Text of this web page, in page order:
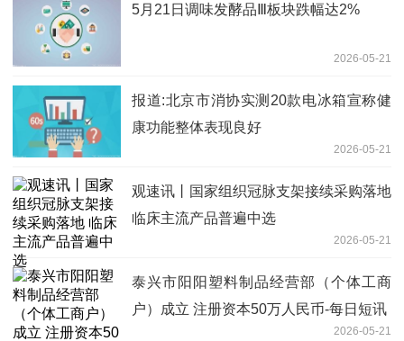
5月21日调味发酵品Ⅲ板块跌幅达2%
2026-05-21
报道:北京市消协实测20款电冰箱宣称健
康功能整体表现良好
2026-05-21
观速讯丨国家组织冠脉支架接续采购落地
临床主流产品普遍中选
2026-05-21
泰兴市阳阳塑料制品经营部（个体工商
户）成立 注册资本50万人民币-每日短讯
2026-05-21